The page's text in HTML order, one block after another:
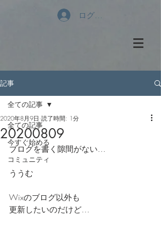
ログイン
記事
全ての記事
今すぐ始める
コミュニティ
全ての記事
20200809
2020年8月9日 読了時間: 1分
ブログを書く隙間がない…
ううむ
Wixのブログ以外も
更新したいのだけど…